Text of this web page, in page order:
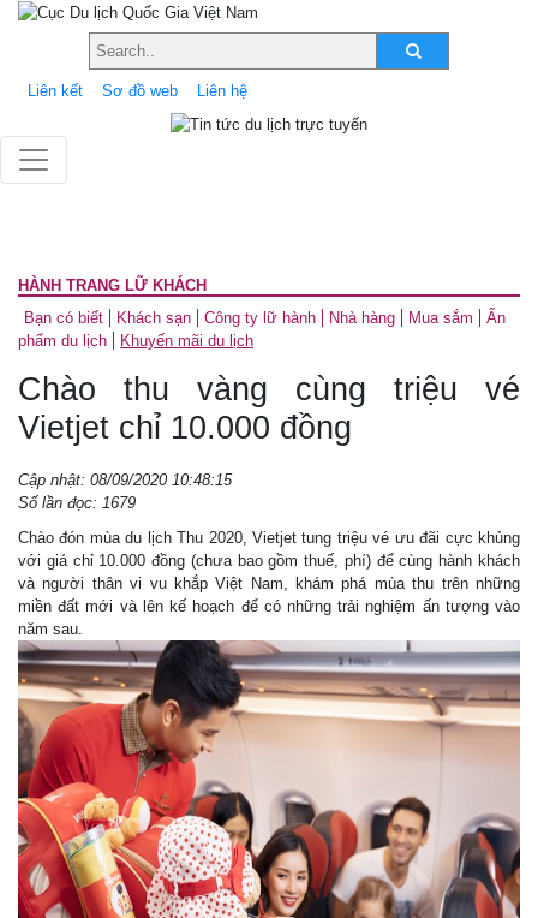
Liên kết Sơ đồ web Liên hệ
HÀNH TRANG LỮ KHÁCH
Bạn có biết
Khách sạn Công ty lữ hành Nhà hàng Mua sắm
Ấn
phẩm du lịch
Khuyến mãi du lịch
Chào thu vàng cùng triệu vé
Vietjet chỉ 10.000 đồng
Cập nhật: 08/09/2020 10:48:15
Số lần đọc: 1679
Chào đón mùa du lịch Thu 2020, Vietjet tung triệu vé ưu đãi cực khủng
với giá chỉ 10.000 đồng (chưa bao gồm thuế, phí) để cùng hành khách
và người thân vi vu khắp Việt Nam, khám phá mùa thu trên những
miền đất mới và lên kế hoạch để có những trải nghiệm ấn tượng vào
năm sau.